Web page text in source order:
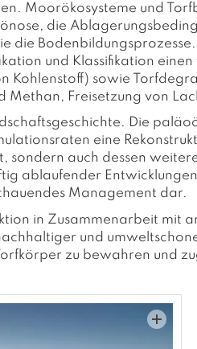
Moorökosysteme und
die
die
und Klassifikation
Kohlenstoff) sowie
Methan, Freisetzung von
Die
eine
sondern auch dessen
ablaufender
Management dar.
in Zusammenarbeit mit
und
zu bewahren und